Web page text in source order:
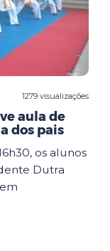
1279 visualizações
aula de
dos pais
os alunos
Dutra